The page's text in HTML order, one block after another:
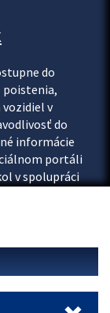
do
poistenia,
v
do
informácie
portáli
v spolupráci
vnútra SR.